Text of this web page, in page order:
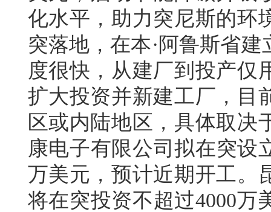
化水平，助力突尼斯的环
突落地，在本·阿鲁斯省
度很快，从建厂到投产仅
扩大投资并新建工厂，目
区或内陆地区，具体取决
康电子有限公司拟在突设
万美元，预计近期开工。
将在突投资不超过4000万